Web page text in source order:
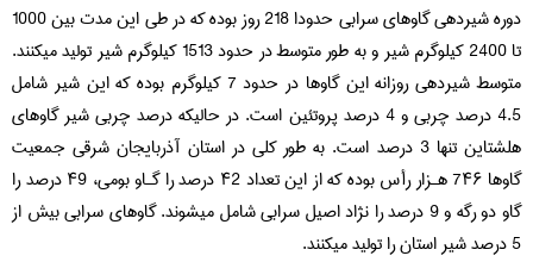
دوره شیردهی گاوهای سرابی حدودا 218 روز بوده که در طی این مدت بین 1000
تا 2400 کیلوگرم شیر و به طور متوسط در حدود 1513 کیلوگرم شیر تولید میکنند.
متوسط شیردهی روزانه این گاوها در حدود 7 کیلوگرم بوده که این شیر شامل
4.5 درصد چربی و 4 درصد پروتئین است. در حالیکه درصد چربی شیر گاوهای
هلشتاین تنها 3 درصد است. به طور کلی در استان آذربایجان شرقی جمعیت
گاوها ‌٧۴۶ هـزار رأس بوده که از این تعداد ‌۴٢ درصد را گـاو بومی، ‌۴٩ درصد را
گاو دو رگه و ‌٩ درصد را نژاد اصیل سرابی شامل میشوند. گاوهای سرابی بیش از
5 درصد شیر استان را تولید میکنند.